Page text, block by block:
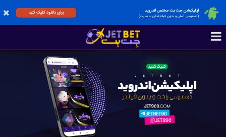
اپلیکیشن جت بت مختص اندروید
(دسترسی آسان و بدون فیلترشکن به سایت)
برای دانلود کلیک کنید